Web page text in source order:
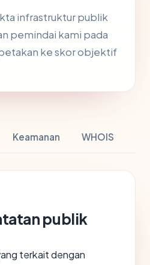
infrastruktur publik
pemindai kami pada
ke skor objektif
Keamanan WHOIS
publik
terkait dengan